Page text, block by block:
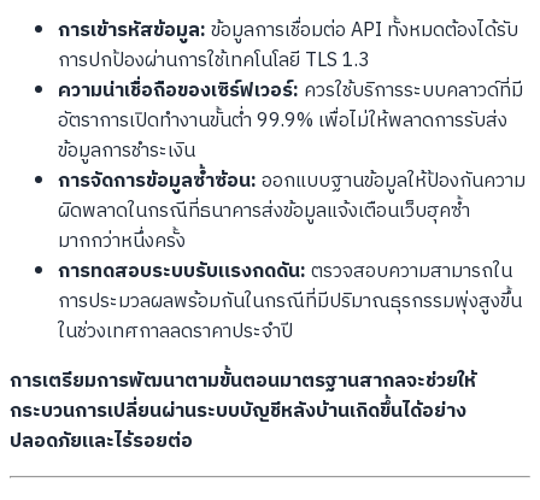
การเข้ารหัสข้อมูล:ข้อมูลการเชื่อมต่อ API ทั้งหมดต้องได้รับ
การปกป้องผ่านการใช้เทคโนโลยี TLS 1.3
ความน่าเชื่อถือของเซิร์ฟเวอร์: ควรใช้บริการระบบคลาวด์ที่มี
อัตราการเปิดทำงานขั้นต่ำ 99.9% เพื่อไม่ให้พลาดการรับส่ง
ข้อมูลการชำระเงิน
การจัดการข้อมูลซ้ำซ้อน:ออกแบบฐานข้อมูลให้ป้องกันความ
ผิดพลาดในกรณีที่ธนาคารส่งข้อมูลแจ้งเตือนเว็บฮุคซ้ำ
มากกว่าหนึ่งครั้ง
การทดสอบระบบรับแรงกดดัน:ตรวจสอบความสามารถใน
การประมวลผลพร้อมกันในกรณีที่มีปริมาณธุรกรรมพุ่งสูงขึ้น
ในช่วงเทศกาลลดราคาประจำปี
การเตรียมการพัฒนาตามขั้นตอนมาตรฐานสากลจะช่วยให้
กระบวนการเปลี่ยนผ่านระบบบัญชีหลังบ้านเกิดขึ้นได้อย่าง
ปลอดภัยและไร้รอยต่อ